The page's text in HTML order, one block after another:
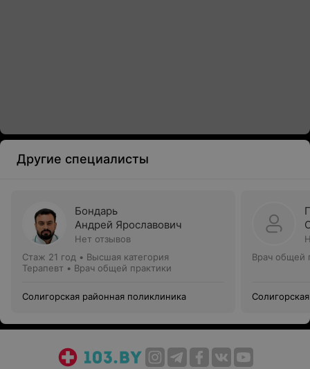
Другие специалисты
Бондарь
Андрей Ярославович
Нет отзывов
Стаж 21 год • Высшая категория
Терапевт • Врач общей практики
Солигорская районная поликлиника
Врач общей